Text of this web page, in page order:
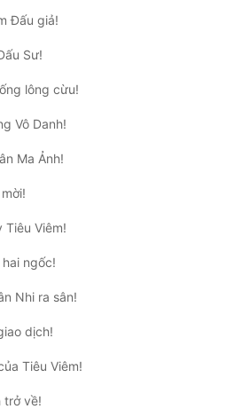
Đấu giả!
Sư!
lông cừu!
Vô Danh!
Ma Ảnh!
Tiêu Viêm!
ngốc!
Nhi ra sân!
dịch!
Tiêu Viêm!
trở về!